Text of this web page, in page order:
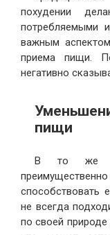
похудении
потребляемыми
важным
приема пищи.
негативно
пищи
В то же
способствовать
не всегда
по своей